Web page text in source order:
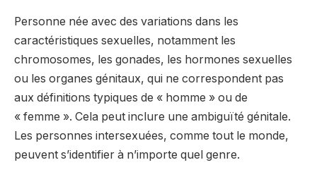
Personne née avec des variations dans les
caractéristiques sexuelles, notamment les
chromosomes, les gonades, les hormones sexuelles
ou les organes génitaux, qui ne correspondent pas
aux définitions typiques de « homme » ou de
« femme ». Cela peut inclure une ambiguïté génitale.
Les personnes intersexuées, comme tout le monde,
peuvent s’identifier à n’importe quel genre.